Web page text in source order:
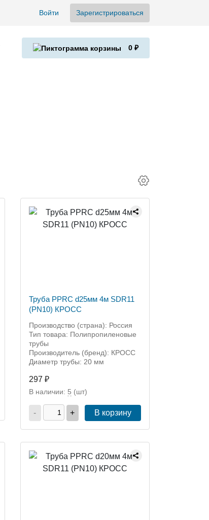
Войти Зарегистрироваться
0 ₽
Труба PPRC d25мм 4м SDR11
(PN10) КРОСС
Производство (страна): Россия
Тип товара: Полипропиленовые
трубы
Производитель (бренд): КРОСС
Диаметр трубы: 20 мм
297 ₽
В наличии: 5 (шт)
- + В корзину